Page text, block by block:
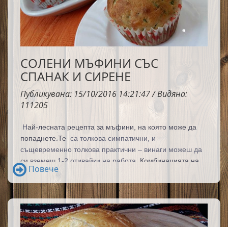
СОЛЕНИ МЪФИНИ СЪС
СПАНАК И СИРЕНЕ
Публикувана: 15/10/2016 14:21:47 / Видяна:
111205
Най-лесната рецепта за мъфини, на която може да
попаднете.Те са толкова симпатични, и
същевременно толкова практични – винаги можеш да
си вземеш 1-2 отивайки на работа. Комбинацията на
спанак със сирене е много сполучлива и определено
ще ви очарова.
Повече